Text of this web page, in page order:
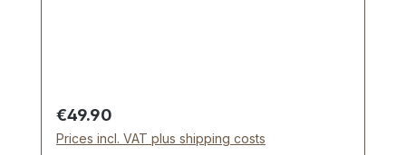
40 mm
Regular price:
€49.90
Prices incl. VAT plus shipping costs